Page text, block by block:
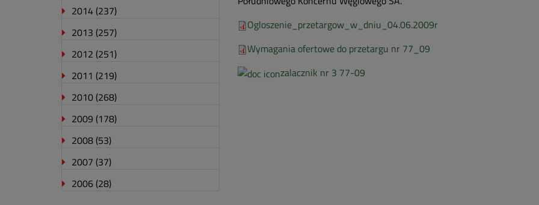
Ogloszenie_przetargow_w_dniu_04.06.2009r
Wymagania ofertowe do przetargu nr 77_09
zalacznik nr 3 77-09
2014 (237)
2013 (257)
2012 (251)
2011 (219)
2010 (268)
2009 (178)
2008 (53)
2007 (37)
2006 (28)